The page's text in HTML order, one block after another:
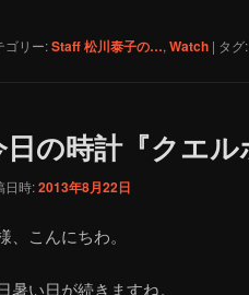
ゴリー:Staff 松川泰子の…, Watch | タグ:
の時計『クエル
日時:2013年8月22日
、こんにちわ。
暑い日が続きますね。